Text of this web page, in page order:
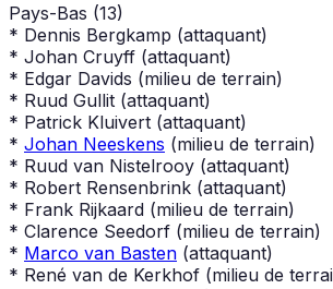
Pays-Bas (13)
* Dennis Bergkamp (attaquant)
* Johan Cruyff (attaquant)
* Edgar Davids (milieu de terrain)
* Ruud Gullit (attaquant)
* Patrick Kluivert (attaquant)
* Johan Neeskens (milieu de terrain)
* Ruud van Nistelrooy (attaquant)
* Robert Rensenbrink (attaquant)
* Frank Rijkaard (milieu de terrain)
* Clarence Seedorf (milieu de terrain)
* Marco van Basten (attaquant)
* René van de Kerkhof (milieu de